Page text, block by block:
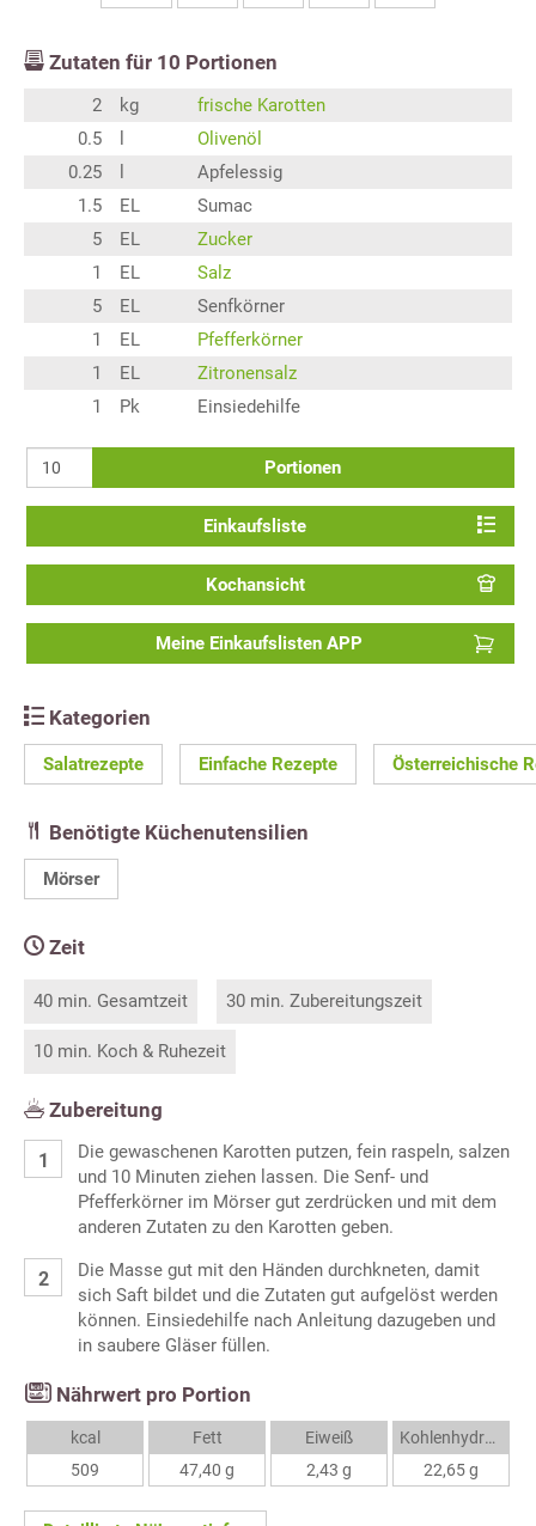
Zutaten für 10 Portionen
2 kg
frische Karotten
0.5
Olivenöl
0.25
Apfelessig
1.5
EL
Sumac
5
EL
Zucker
1
EL
Salz
5
EL
Senfkörner
1
EL
Pfefferkörner
1
EL
Zitronensalz
1
Pk Einsiedehilfe
Portionen
Einkaufsliste
Kochansicht
Meine Einkaufslisten APP
Kategorien
Salatrezepte Einfache Rezepte Österreichische
Benötigte Küchenutensilien
Mörser
Zeit
40 min. Gesamtzeit 30 min. Zubereitungszeit
10 min. Koch & Ruhezeit
Zubereitung
Die gewaschenen Karotten putzen, fein raspeln, salzen
und 10 Minuten ziehen lassen. Die Senf- und
Pfefferkörner im Mörser gut zerdrücken und mit dem
anderen Zutaten zu den Karotten geben.
Die Masse gut mit den Händen durchkneten, damit
sich Saft bildet und die Zutaten gut aufgelöst werden
können. Einsiedehilfe nach Anleitung dazugeben und
in saubere Gläser füllen.
Nährwert pro Portion
kcal
509
Fett
47,40 g
Eiweiß
2,43 g
Kohlenhydrate
22,65 g